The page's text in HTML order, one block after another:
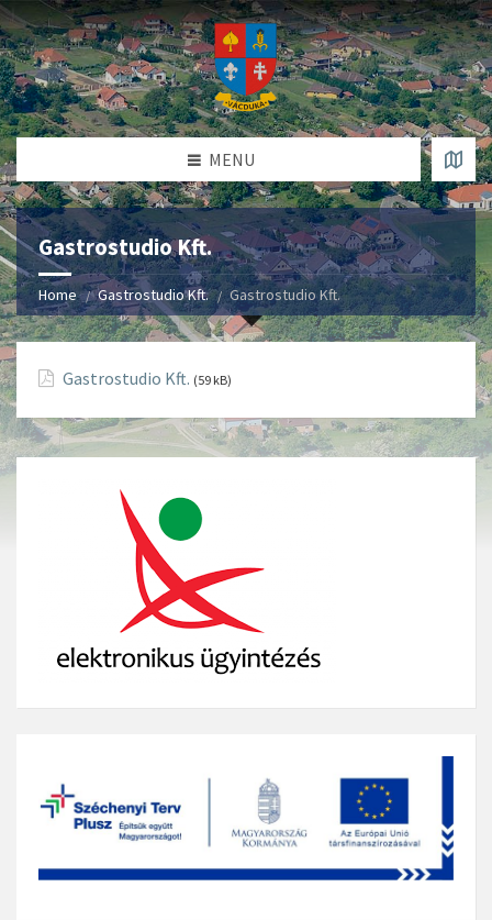
MENU
Gastrostudio Kft.
Home Gastrostudio Kft. Gastrostudio Kft.
Gastrostudio Kft. (59 kB)